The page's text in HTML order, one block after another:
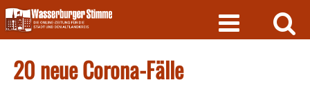
Skip
to
content
20 neue Corona-Fälle